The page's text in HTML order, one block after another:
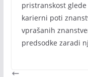
pristranskost glede
karierni poti
vprašanih
predsodke zaradi